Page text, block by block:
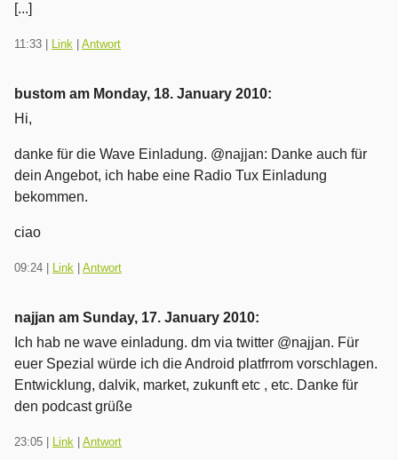
[...]
11:33 Link Antwort
bustom am Monday, 18. January 2010:
Hi,
danke für die Wave Einladung. @najjan: Danke auch für
dein Angebot, ich habe eine Radio Tux Einladung
bekommen.
ciao
09:24 Link Antwort
najjan am Sunday, 17. January 2010:
Ich hab ne wave einladung. dm via twitter @najjan. Für
euer Spezial würde ich die Android platfrrom vorschlagen.
Entwicklung, dalvik, market, zukunft etc , etc. Danke für
den podcast grüße
23:05 Link Antwort